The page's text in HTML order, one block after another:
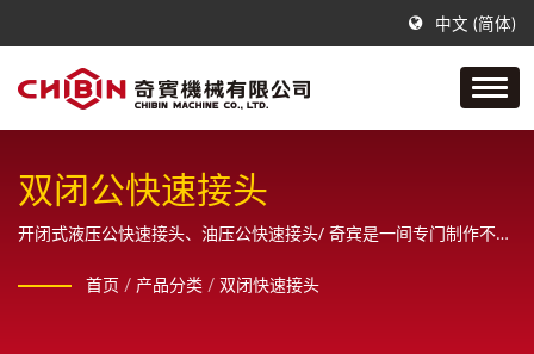
中文 (简体)
双闭公快速接头
开闭式液压公快速接头、油压公快速接头/ 奇宾是一间专门制作不锈
最终成品，秉持一贯化在地生产制造，并为客户提供全方位的销售
首页 / 产品分类 / 双闭快速接头